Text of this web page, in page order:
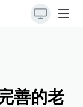
善的老